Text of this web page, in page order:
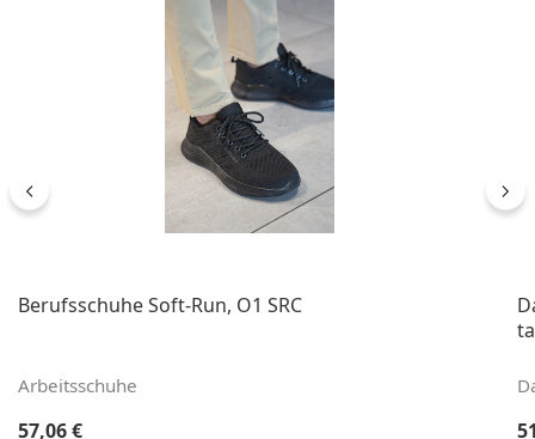
Berufsschuhe Soft-Run, O1 SRC
Arbeitsschuhe
Regulärer Preis:
57,06 €